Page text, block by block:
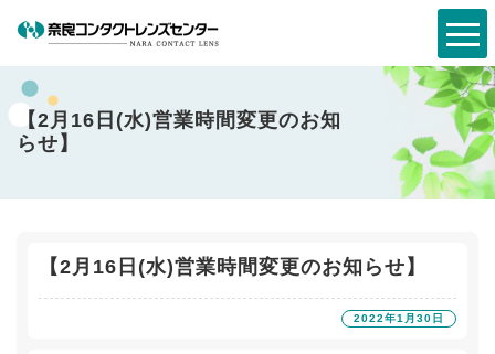
【2月16日(水)営業時間変更のお知
らせ】
【2月16日(水)営業時間変更のお知らせ】
2022年1月30日